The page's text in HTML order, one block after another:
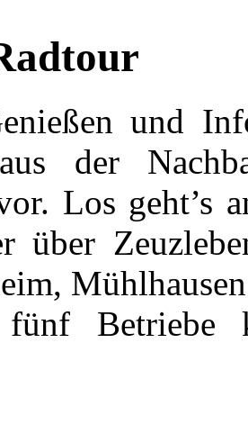
und
der
Los geht’s
über
fünf Betriebe